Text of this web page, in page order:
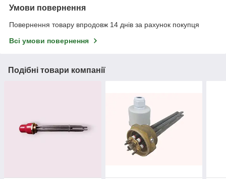
Умови повернення
Повернення товару впродовж 14 днів за рахунок покупця
Всі умови повернення
Подібні товари компанії